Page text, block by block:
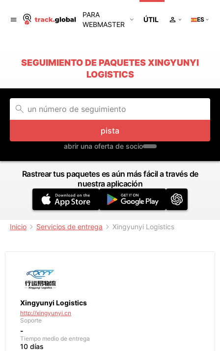
PARA
WEBMASTER
ÚTIL ES
SEGUIMIENTO DE PAQUETES XINGYUNYI
LOGISTICS
pista
abrir una oferta de socio
Rastrear tus paquetes es aún más fácil a través de
nuestra aplicación
Inicio Servicios de entrega Xingyunyi Logistics
Xingyunyi Logistics
http://xingyunyi.cn
Soporte
-
Tiempo medio de entrega
10 días